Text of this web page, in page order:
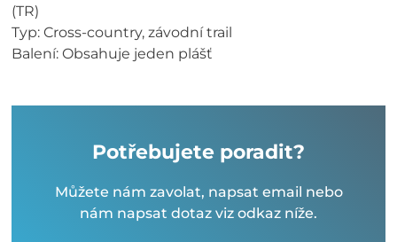
(TR)
Typ: Cross-country, závodní trail
Balení: Obsahuje jeden plášť
Potřebujete poradit?
Můžete nám zavolat, napsat email nebo
nám napsat dotaz viz odkaz níže.